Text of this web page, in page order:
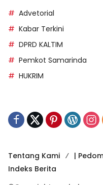
Advetorial
Kabar Terkini
DPRD KALTIM
Pemkot Samarinda
HUKRIM
Tentang Kami |
Indeks Berita